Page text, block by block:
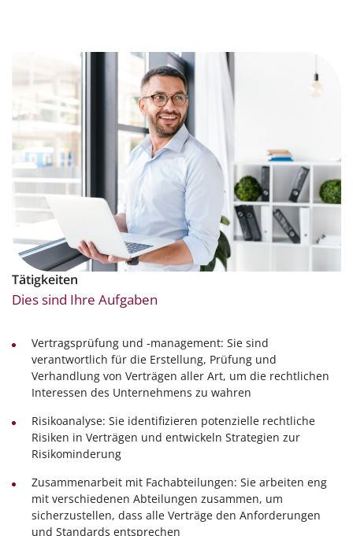
Tätigkeiten
Dies sind Ihre Aufgaben
Vertragsprüfung und -management: Sie sind
verantwortlich für die Erstellung, Prüfung und
Verhandlung von Verträgen aller Art, um die rechtlichen
Interessen des Unternehmens zu wahren
Risikoanalyse: Sie identifizieren potenzielle rechtliche
Risiken in Verträgen und entwickeln Strategien zur
Risikominderung
Zusammenarbeit mit Fachabteilungen: Sie arbeiten eng
mit verschiedenen Abteilungen zusammen, um
sicherzustellen, dass alle Verträge den Anforderungen
und Standards entsprechen